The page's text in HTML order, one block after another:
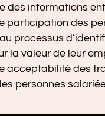
des informations
participation des
processus
la valeur de leur
acceptabilité des
personnes